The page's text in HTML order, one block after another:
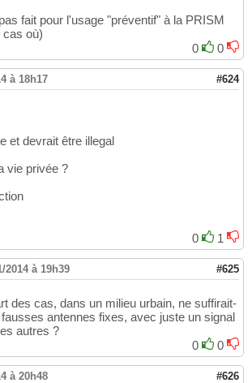
fait pour l'usage "préventif" à la PRISM
cas où)
0
0
à 18h17 #624
et devrait être illegal
vie privée ?
0
1
2014 à 19h39 #625
des cas, dans un milieu urbain, ne suffirait-
antennes fixes, avec juste un signal
autres ?
0
0
à 20h48 #626